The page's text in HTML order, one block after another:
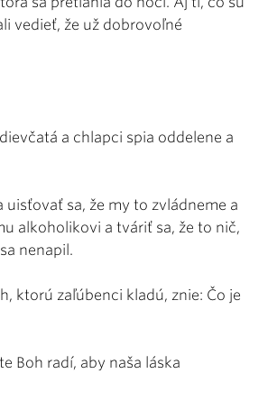
vedieť, že už dobrovoľné
a chlapci spia oddelene a
sa, že my to zvládneme a
alkoholikovi a tváriť sa, že to nič,
nenapil.
ktorú zaľúbenci kladú, znie: Čo je
Boh radí, aby naša láska